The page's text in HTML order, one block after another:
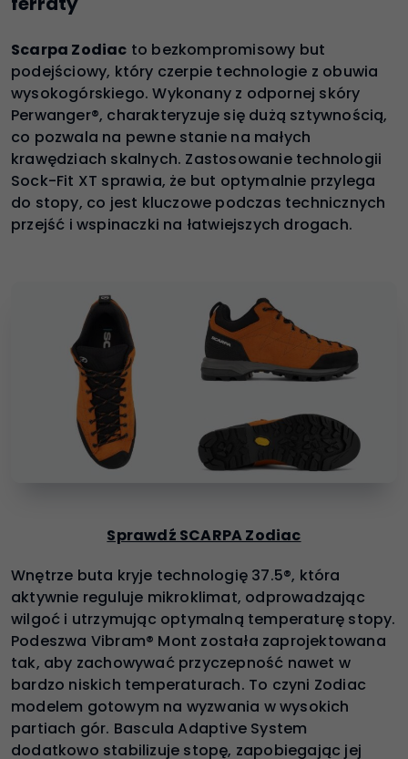
Scarpa Zodiac to bezkompromisowy but
podejściowy, który czerpie technologie z obuwia
wysokogórskiego. Wykonany z odpornej skóry
Perwanger®, charakteryzuje się dużą sztywnością,
co pozwala na pewne stanie na małych
krawędziach skalnych. Zastosowanie technologii
Sock-Fit XT sprawia, że but optymalnie przylega
do stopy, co jest kluczowe podczas technicznych
przejść i wspinaczki na łatwiejszych drogach.
Sprawdź SCARPA Zodiac
Wnętrze buta kryje technologię 37.5®, która
aktywnie reguluje mikroklimat, odprowadzając
wilgoć i utrzymując optymalną temperaturę stopy.
Podeszwa Vibram® Mont została zaprojektowana
tak, aby zachowywać przyczepność nawet w
bardzo niskich temperaturach. To czyni Zodiac
modelem gotowym na wyzwania w wysokich
partiach gór. Bascula Adaptive System
dodatkowo stabilizuje stopę, zapobiegając jej